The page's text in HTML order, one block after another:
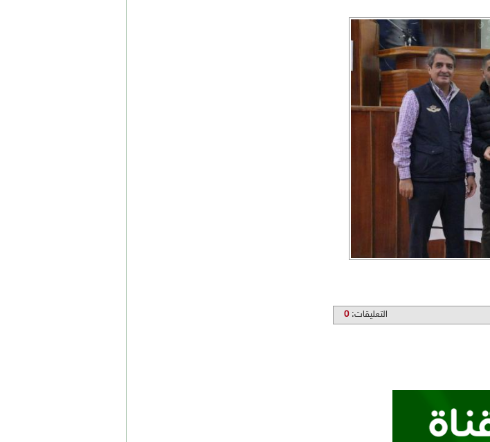
التعليقات:0